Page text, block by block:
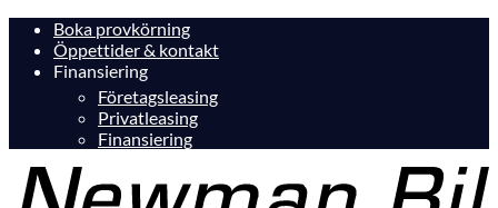
Boka provkörning
Öppettider & kontakt
Finansiering
Företagsleasing
Privatleasing
Finansiering